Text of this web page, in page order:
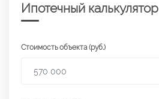
Ипотечный калькулятор
Стоимость объекта (руб.)